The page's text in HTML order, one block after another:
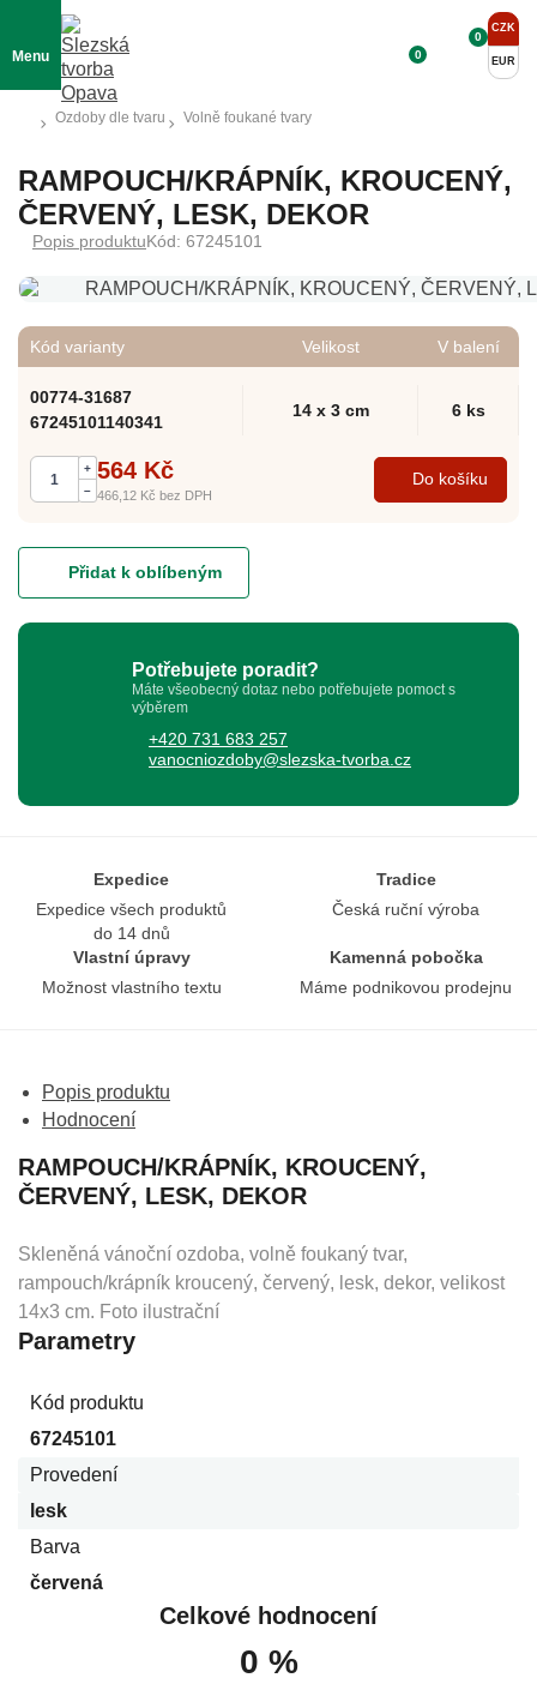
Menu 0
CZK
EUR
0
Ozdoby dle tvaru Volně foukané tvary
RAMPOUCH/KRÁPNÍK, KROUCENÝ,
ČERVENÝ, LESK, DEKOR
Popis produktuKód: 67245101
Kód varianty Velikost V balení
00774-31687
67245101140341
14 x 3 cm 6 ks
+
–
564 Kč
466,12 Kč bez DPH
Do košíku
Přidat k oblíbeným
Potřebujete poradit?
Máte všeobecný dotaz nebo potřebujete pomoct s
výběrem
+420 731 683 257
vanocniozdoby@slezska-tvorba.cz
Expedice
Expedice všech produktů
do 14 dnů
Tradice
Česká ruční výroba
Vlastní úpravy
Možnost vlastního textu
Kamenná pobočka
Máme podnikovou prodejnu
Popis produktu
Hodnocení
RAMPOUCH/KRÁPNÍK, KROUCENÝ,
ČERVENÝ, LESK, DEKOR
Skleněná vánoční ozdoba, volně foukaný tvar,
rampouch/krápník kroucený, červený, lesk, dekor, velikost
14x3 cm. Foto ilustrační
Parametry
Kód produktu
67245101
Provedení
lesk
Barva
červená
Celkové hodnocení
0 %